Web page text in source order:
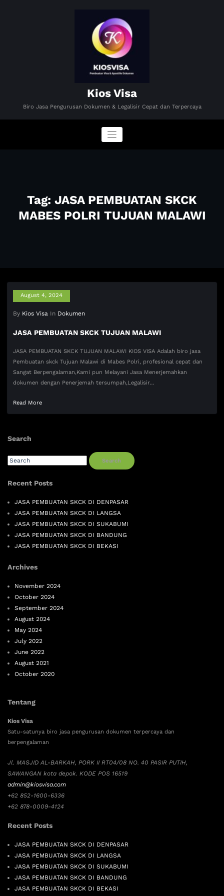
Kios Visa
Biro Jasa Pengurusan Dokumen & Legalisir Cepat dan Terpercaya
Tag: JASA PEMBUATAN SKCK
MABES POLRI TUJUAN MALAWI
August 4, 2024
By Kios Visa In Dokumen
JASA PEMBUATAN SKCK TUJUAN MALAWI
JASA PEMBUATAN SKCK TUJUAN MALAWI KIOS VISA Adalah biro jasa
Pembuatan skck Tujuan Malawi di Mabes Polri, profesional cepat dan
Sangat Berpengalaman,Kami pun Melayani Jasa Menerjemahkan
dokumen dengan Penerjemah tersumpah,Legalisir…
Read More
Search
Search
Recent Posts
JASA PEMBUATAN SKCK DI DENPASAR
JASA PEMBUATAN SKCK DI LANGSA
JASA PEMBUATAN SKCK DI SUKABUMI
JASA PEMBUATAN SKCK DI BANDUNG
JASA PEMBUATAN SKCK DI BEKASI
Archives
November 2024
October 2024
September 2024
August 2024
May 2024
July 2022
June 2022
August 2021
October 2020
Tentang
Kios Visa
Satu-satunya biro jasa pengurusan dokumen terpercaya dan
berpengalaman
Jl. MASJID AL-BARKAH, PORK II RT04/08 NO. 40 PASIR PUTIH,
SAWANGAN kota depok. KODE POS 16519
admin@kiosvisa.com
+62 852-1600-6336
+62 878-0009-4124
Recent Posts
JASA PEMBUATAN SKCK DI DENPASAR
JASA PEMBUATAN SKCK DI LANGSA
JASA PEMBUATAN SKCK DI SUKABUMI
JASA PEMBUATAN SKCK DI BANDUNG
JASA PEMBUATAN SKCK DI BEKASI